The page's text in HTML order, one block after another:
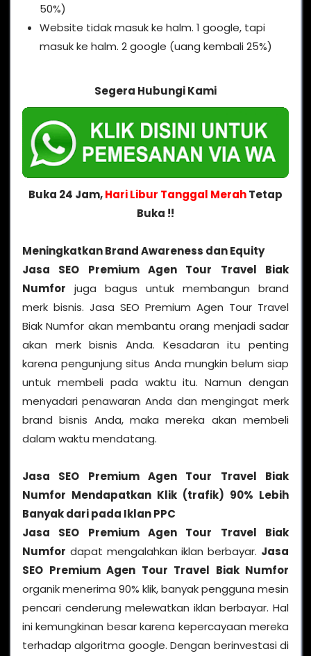
50%)
Website tidak masuk ke halm. 1 google, tapi
masuk ke halm. 2 google (uang kembali 25%)
Segera Hubungi Kami
Buka 24 Jam,Hari Libur Tanggal MerahTetap
Buka !!
Meningkatkan Brand Awareness dan Equity
Jasa SEO Premium Agen Tour Travel Biak
Numfor juga bagus untuk membangun brand
merk bisnis. Jasa SEO Premium Agen Tour Travel
Biak Numfor akan membantu orang menjadi sadar
akan merk bisnis Anda. Kesadaran itu penting
karena pengunjung situs Anda mungkin belum siap
untuk membeli pada waktu itu. Namun dengan
menyadari penawaran Anda dan mengingat merk
brand bisnis Anda, maka mereka akan membeli
dalam waktu mendatang.
Jasa SEO Premium Agen Tour Travel Biak
Numfor Mendapatkan Klik (trafik) 90% Lebih
Banyak dari pada Iklan PPC
Jasa SEO Premium Agen Tour Travel Biak
Numfor dapat mengalahkan iklan berbayar. Jasa
SEO Premium Agen Tour Travel Biak Numfor
organik menerima 90% klik, banyak pengguna mesin
pencari cenderung melewatkan iklan berbayar. Hal
ini kemungkinan besar karena kepercayaan mereka
terhadap algoritma google. Dengan berinvestasi di